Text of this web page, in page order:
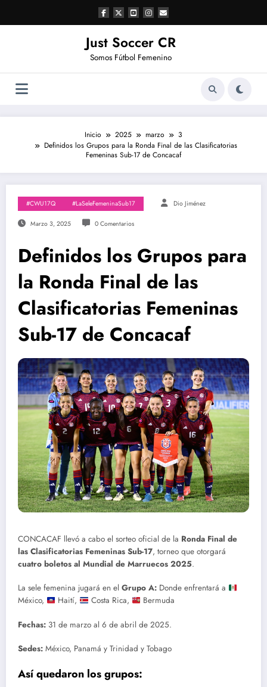
contenido
Just Soccer CR
Somos Fútbol Femenino
Inicio 2025 marzo
3
Definidos los Grupos para la Ronda Final de las Clasificatorias
Femeninas Sub-17 de Concacaf
#CWU17Q #LaSeleFemeninaSub17 Dio Jiménez
Marzo 3, 2025 0 Comentarios
Definidos los Grupos para
la Ronda Final de las
Clasificatorias Femeninas
Sub-17 de Concacaf
CONCACAF llevó a cabo el sorteo oficial de la Ronda Final de
las Clasificatorias Femeninas Sub-17, torneo que otorgará
cuatro boletos al Mundial de Marruecos 2025.
La sele femenina jugará en el Grupo A: Donde enfrentará a
México,
Haití, Costa Rica, Bermuda
Fechas: 31 de marzo al 6 de abril de 2025.
Sedes: México, Panamá y Trinidad y Tobago
Así quedaron los grupos: